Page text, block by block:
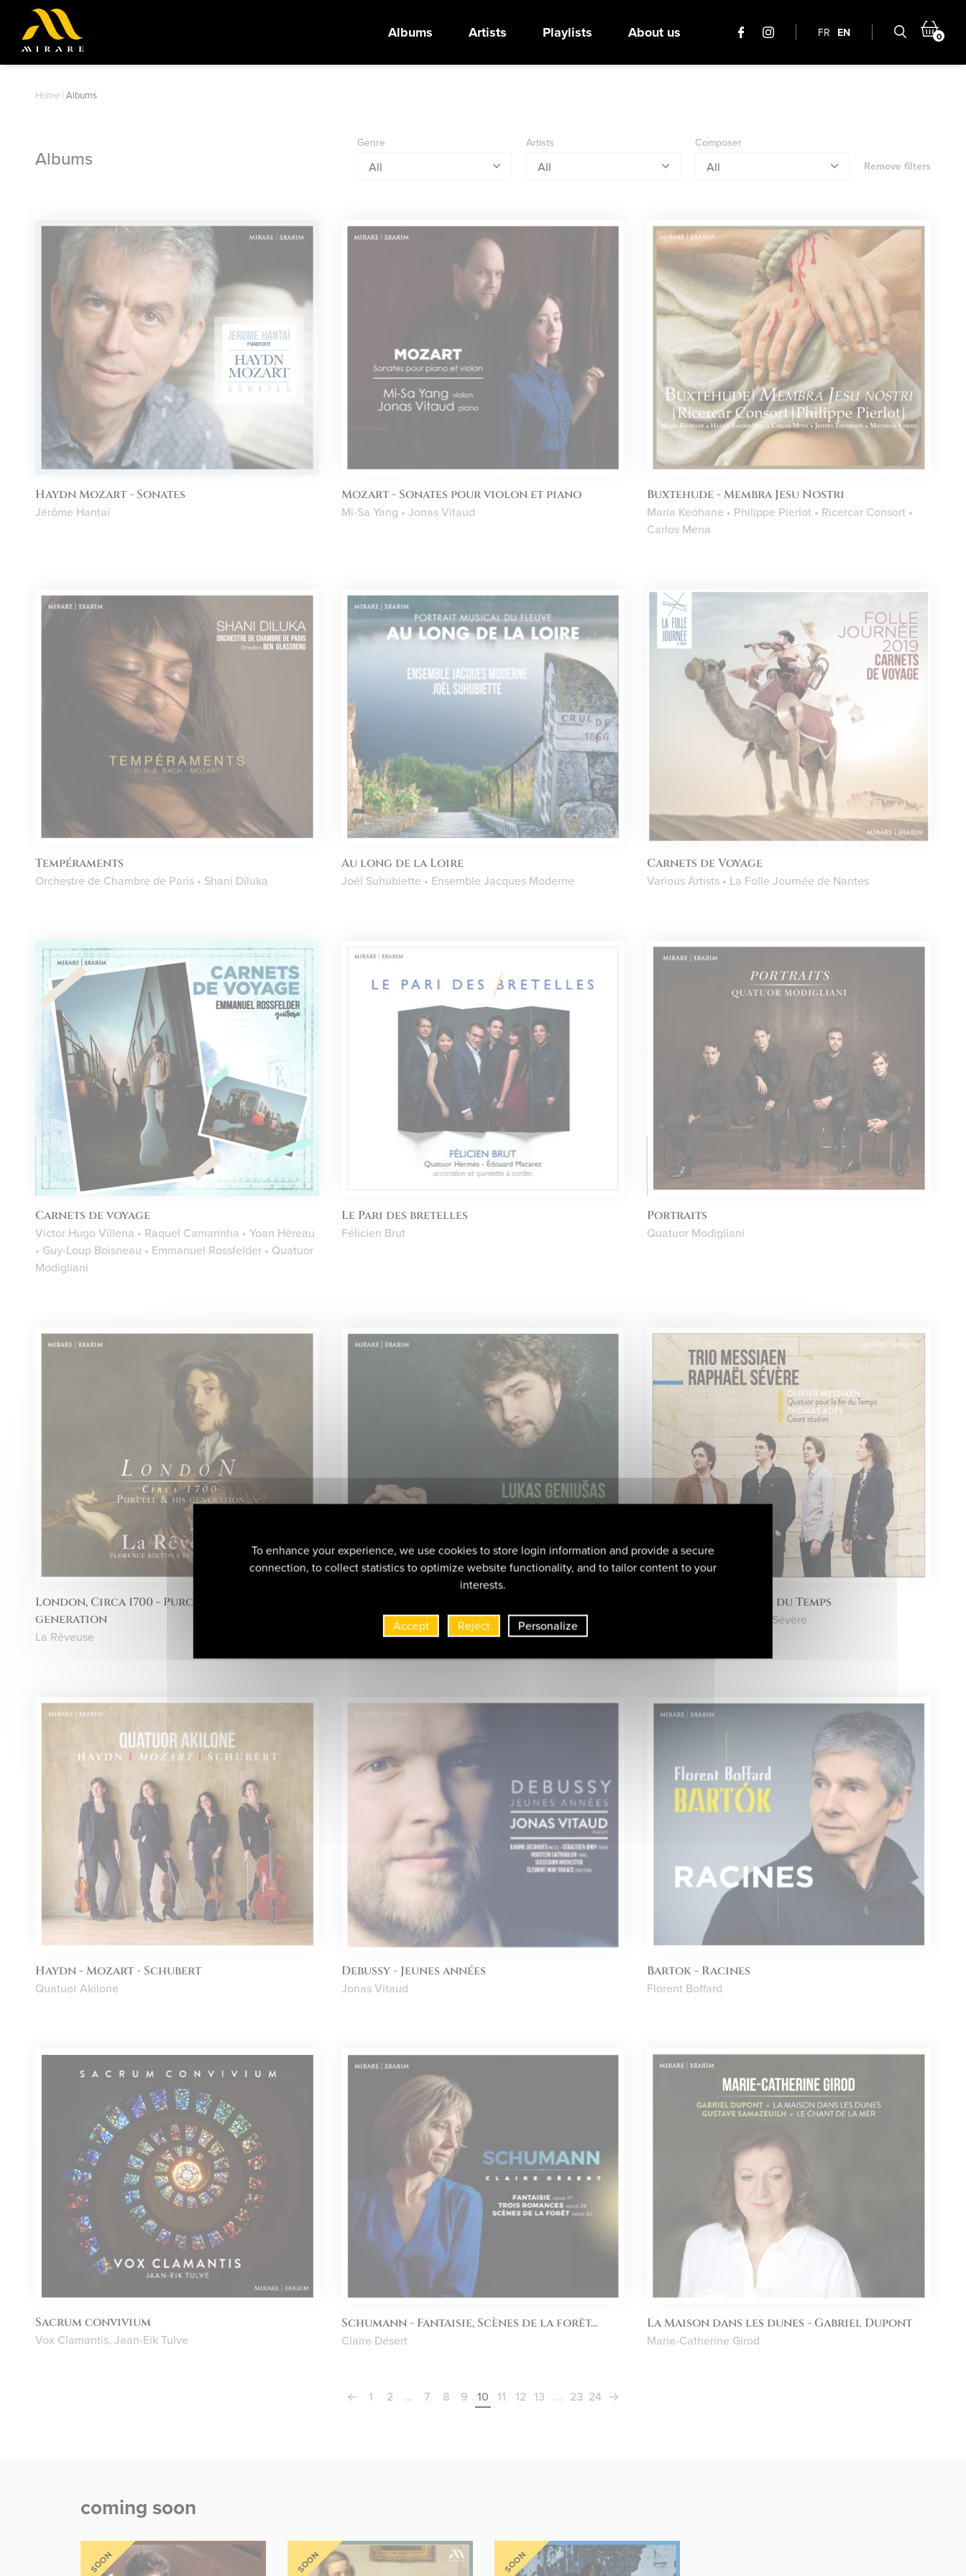
Albums Artists Playlists About us FR EN 0
Home | Albums
Albums
Genre
All
Artists
All
Composer
All Remove filters
Haydn Mozart - Sonates
Jérôme Hantaï
Mozart - Sonates pour violon et piano
Mi-Sa Yang • Jonas Vitaud
Buxtehude - Membra Jesu Nostri
Maria Keohane • Philippe Pierlot • Ricercar Consort •
Carlos Mena
Tempéraments
Orchestre de Chambre de Paris • Shani Diluka
Au long de la Loire
Joël Suhubiette • Ensemble Jacques Moderne
Carnets de Voyage
Various Artists • La Folle Journée de Nantes
Carnets de voyage
Victor Hugo Villena • Raquel Camarinha • Yoan Héreau
• Guy-Loup Boisneau • Emmanuel Rossfelder • Quatuor
Modigliani
Le Pari des bretelles
Félicien Brut
Portraits
Quatuor Modigliani
London, Circa 1700 - Purcell & his
generation
La Rêveuse
Lukas Geniušas
Quatuor pour la fin du Temps
Trio Messiaen • Raphaël Sévère
Haydn - Mozart - Schubert
Quatuor Akilone
Debussy - Jeunes années
Jonas Vitaud
Bartok - Racines
Florent Boffard
Sacrum convivium
Vox Clamantis, Jaan-Eik Tulve
Schumann - Fantaisie, Scènes de la forêt…
Claire Désert
La Maison dans les dunes - Gabriel Dupont
Marie-Catherine Girod
1 2 ... 7 8 9 10 11 12 13 ... 23 24
coming soon
SOON SOON SOON
To enhance your experience, we use cookies to store login information and provide a secure
connection, to collect statistics to optimize website functionality, and to tailor content to your
interests.
Accept Reject Personalize